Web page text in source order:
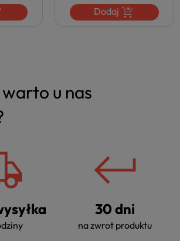
Dodaj
u nas
30 dni
na zwrot produktu